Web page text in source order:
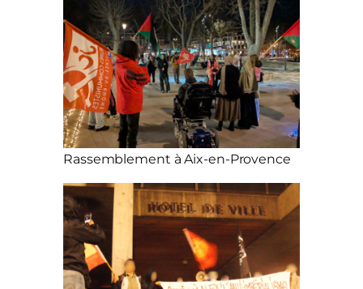
Rassemblement à Aix-en-Provence